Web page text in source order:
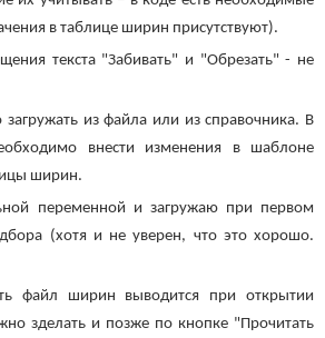
в таблице ширин присутствуют).
текста "Забивать" и "Обрезать" - не
из файла или из справочника. В
внести изменения в шаблоне
ширин.
переменной и загружаю при первом
(хотя и не уверен, что это хорошо.
файл ширин выводится при открытии
зделать и позже по кнопке "Прочитать